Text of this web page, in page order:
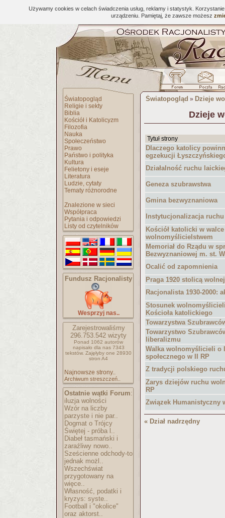
Używamy cookies w celach świadczenia usług, reklamy i statystyk.
urządzeniu. Pamiętaj, że zawsze możesz
Światopogląd
Religie i sekty
Biblia
Kościół i Katolicyzm
Filozofia
Nauka
Społeczeństwo
Prawo
Państwo i polityka
Kultura
Felietony i eseje
Literatura
Ludzie, cytaty
Tematy różnorodne
Znalezione w sieci
Współpraca
Pytania i odpowiedzi
Listy od czytelników
Fundusz Racjonalisty
Wesprzyj nas..
Zarejestrowaliśmy
296.753.542 wizyty
Ponad 1062 autorów
napisało dla nas 7343
tekstów. Zajęłyby one 28930
stron A4
Najnowsze strony..
Archiwum streszczeń..
Ostatnie wątki Forum:
iluzja wolności
Wzór na liczby
parzyste i nie par..
Dogmat o Trójcy
Świętej - próba l..
Diabeł tasmański i
zaraźliwy nowo..
Sześcienne odchody-to
jednak możl..
Wszechświat
przygotowany na
więce..
Własność, podatki i
kryzys: syste..
Football i "okolice"
oraz aktorst..
Światopogląd » Dzieje
Dzieje
Tytuł strony
Dlaczego katolicy
egzekucji
Działalność ruchu
Geneza szubrawstwa
Gmina bezwyznaniowa
Instytucjonalizacja
Kościół katolicki w
wolnomyślicielstwem
Memoriał do Rządu w
Bezwyznaniowej m. st.
Ocalić od zapomnienia
Praga 1920 stolicą
Racjonalista 1930-2000:
Stosunek
Kościoła katolickiego
Towarzystwa
Towarzystwo
liberalizmu
Walka wolnomyślicieli o
społecznego w II RP
Z tradycji polskiego
Zarys dziejów ruchu
RP
Związek Humanistyczny
« Dział nadrzędny